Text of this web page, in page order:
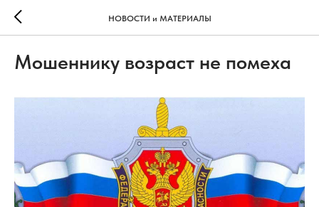
НОВОСТИ и МАТЕРИАЛЫ
Мошеннику возраст не помеха